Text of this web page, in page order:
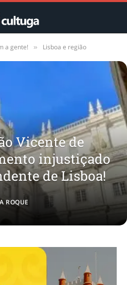
a gente! » Lisboa e região
Vicente de
injustiçado
de Lisboa!
ROQUE